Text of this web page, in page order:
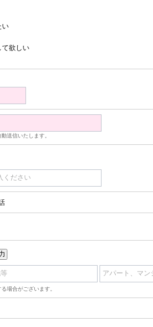
い
て欲しい
送信いたします。
ください
アパート、マン
場合がございます。